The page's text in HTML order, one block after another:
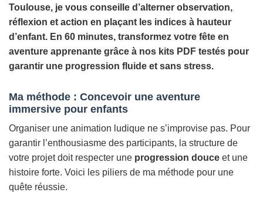
Toulouse, je vous conseille d’alterner observation,
réflexion et action en plaçant les indices à hauteur
d’enfant. En 60 minutes, transformez votre fête en
aventure apprenante grâce à nos kits PDF testés pour
garantir une progression fluide et sans stress.
Ma méthode : Concevoir une aventure
immersive pour enfants
Organiser une animation ludique ne s’improvise pas. Pour
garantir l’enthousiasme des participants, la structure de
votre projet doit respecter une progression douce et une
histoire forte. Voici les piliers de ma méthode pour une
quête réussie.